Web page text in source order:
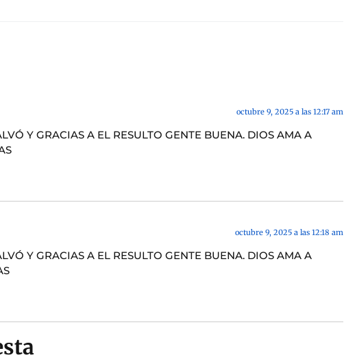
octubre 9, 2025 a las 12:17 am
Y GRACIAS A EL RESULTO GENTE BUENA. DIOS AMA A
octubre 9, 2025 a las 12:18 am
Y GRACIAS A EL RESULTO GENTE BUENA. DIOS AMA A